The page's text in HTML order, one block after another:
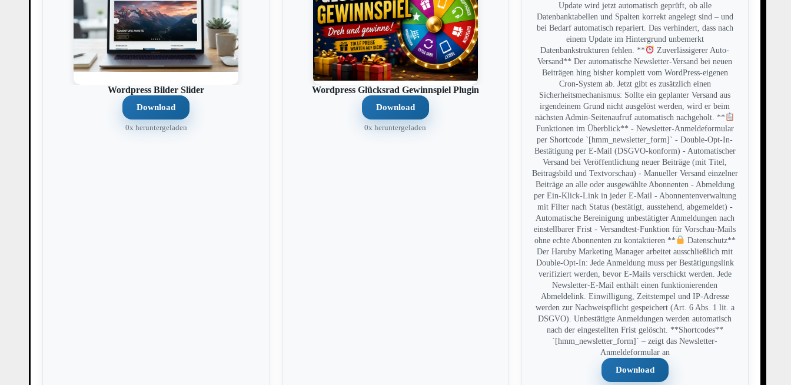
Wordpress Bilder Slider
Download
0x heruntergeladen
Wordpress Glücksrad Gewinnspiel Plugin
Download
0x heruntergeladen
Update wird jetzt automatisch geprüft, ob alle
Datenbanktabellen und Spalten korrekt angelegt sind – und
bei Bedarf automatisch repariert. Das verhindert, dass nach
einem Update im Hintergrund unbemerkt
Datenbankstrukturen fehlen. **
Zuverlässigerer Auto-
Versand** Der automatische Newsletter-Versand bei neuen
Beiträgen hing bisher komplett vom WordPress-eigenen
Cron-System ab. Jetzt gibt es zusätzlich einen
Sicherheitsmechanismus: Sollte ein geplanter Versand aus
irgendeinem Grund nicht ausgelöst werden, wird er beim
nächsten Admin-Seitenaufruf automatisch nachgeholt. **
Funktionen im Überblick** - Newsletter-Anmeldeformular
per Shortcode `[hmm_newsletter_form]` - Double-Opt-In-
Bestätigung per E-Mail (DSGVO-konform) - Automatischer
Versand bei Veröffentlichung neuer Beiträge (mit Titel,
Beitragsbild und Textvorschau) - Manueller Versand einzelner
Beiträge an alle oder ausgewählte Abonnenten - Abmeldung
per Ein-Klick-Link in jeder E-Mail - Abonnentenverwaltung
mit Filter nach Status (bestätigt, ausstehend, abgemeldet) -
Automatische Bereinigung unbestätigter Anmeldungen nach
einstellbarer Frist - Versandtest-Funktion für Vorschau-Mails
ohne echte Abonnenten zu kontaktieren **
Datenschutz**
Der Haruby Marketing Manager arbeitet ausschließlich mit
Double-Opt-In: Jede Anmeldung muss per Bestätigungslink
verifiziert werden, bevor E-Mails verschickt werden. Jede
Newsletter-E-Mail enthält einen funktionierenden
Abmeldelink. Einwilligung, Zeitstempel und IP-Adresse
werden zur Nachweispflicht gespeichert (Art. 6 Abs. 1 lit. a
DSGVO). Unbestätigte Anmeldungen werden automatisch
nach der eingestellten Frist gelöscht. **Shortcodes**
`[hmm_newsletter_form]` – zeigt das Newsletter-
Anmeldeformular an
Download